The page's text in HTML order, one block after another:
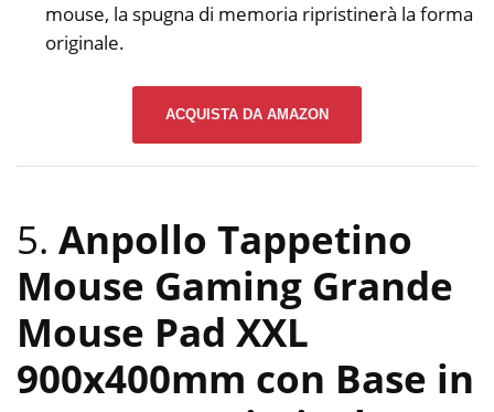
mouse, la spugna di memoria ripristinerà la forma
originale.
ACQUISTA DA AMAZON
5. Anpollo Tappetino
Mouse Gaming Grande
Mouse Pad XXL
900x400mm con Base in